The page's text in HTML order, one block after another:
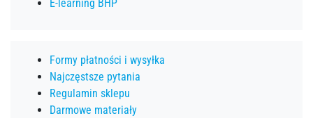
E-learning BHP
Formy płatności i wysyłka
Najczęstsze pytania
Regulamin sklepu
Darmowe materiały